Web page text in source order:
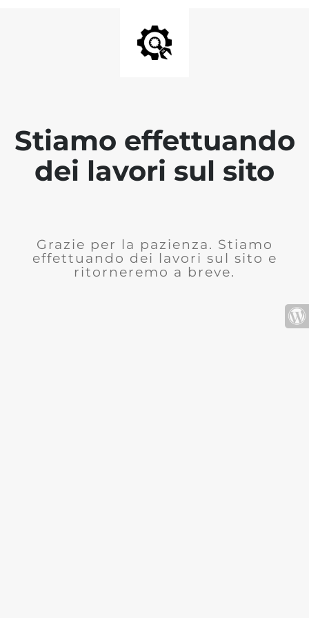
Stiamo effettuando
dei lavori sul sito
Grazie per la pazienza. Stiamo
effettuando dei lavori sul sito e
ritorneremo a breve.